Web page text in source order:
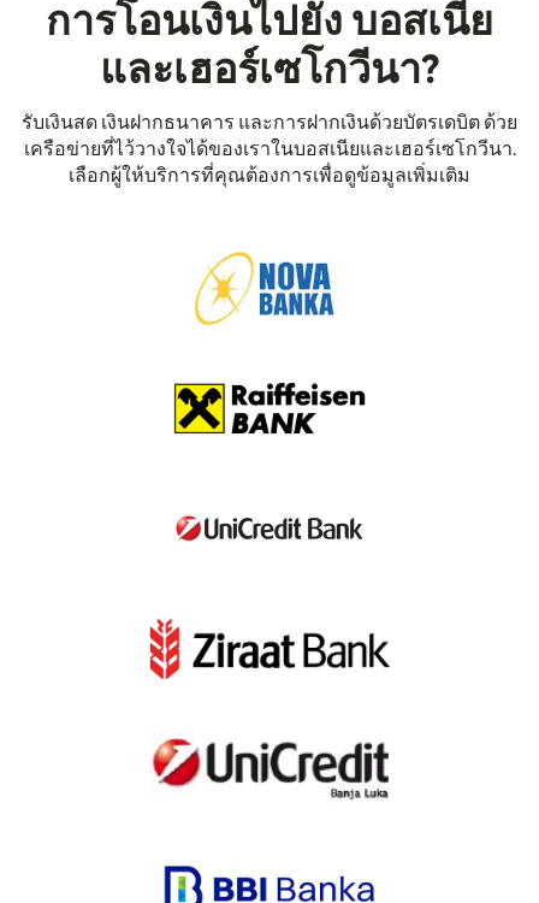
การโอนเงินไปยัง บอสเนีย
และเฮอร์เซโกวีนา?
รับเงินสด เงินฝากธนาคาร และการฝากเงินด้วยบัตรเดบิต ด้วย
เครือข่ายที่ไว้วางใจได้ของเราในบอสเนียและเฮอร์เซโกวีนา.
เลือกผู้ให้บริการที่คุณต้องการเพื่อดูข้อมูลเพิ่มเติม